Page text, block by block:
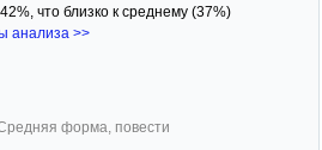
что близко к среднему (37%)
анализа >>
форма, повести